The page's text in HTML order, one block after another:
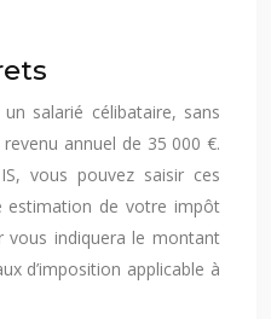
salarié célibataire, sans
annuel de 35 000 €.
vous pouvez saisir ces
estimation de votre impôt
vous indiquera le montant
d’imposition applicable à